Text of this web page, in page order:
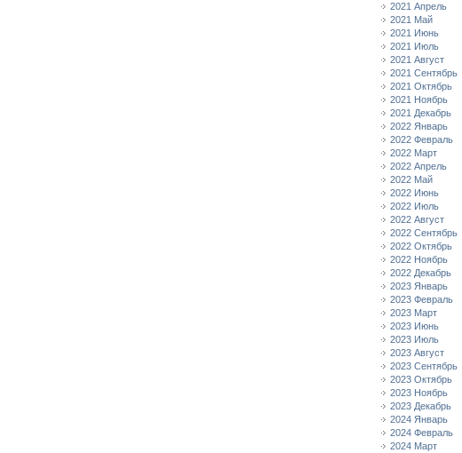
2021 Апрель
2021 Май
2021 Июнь
2021 Июль
2021 Август
2021 Сентябрь
2021 Октябрь
2021 Ноябрь
2021 Декабрь
2022 Январь
2022 Февраль
2022 Март
2022 Апрель
2022 Май
2022 Июнь
2022 Июль
2022 Август
2022 Сентябрь
2022 Октябрь
2022 Ноябрь
2022 Декабрь
2023 Январь
2023 Февраль
2023 Март
2023 Июнь
2023 Июль
2023 Август
2023 Сентябрь
2023 Октябрь
2023 Ноябрь
2023 Декабрь
2024 Январь
2024 Февраль
2024 Март